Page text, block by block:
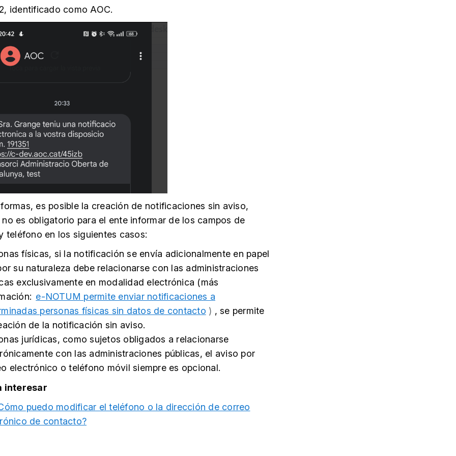
identificado como AOC.
es posible la creación de notificaciones sin aviso,
es obligatorio para el ente informar de los campos de
teléfono en los siguientes casos:
físicas, si la notificación se envía adicionalmente en papel
su naturaleza debe relacionarse con las administraciones
exclusivamente en modalidad electrónica (más
e-NOTUM permite enviar notificaciones a
personas físicas sin datos de contacto ) , se permite
de la notificación sin aviso.
jurídicas, como sujetos obligados a relacionarse
con las administraciones públicas, el aviso por
electrónico o teléfono móvil siempre es opcional.
interesar
puedo modificar el teléfono o la dirección de correo
de contacto?